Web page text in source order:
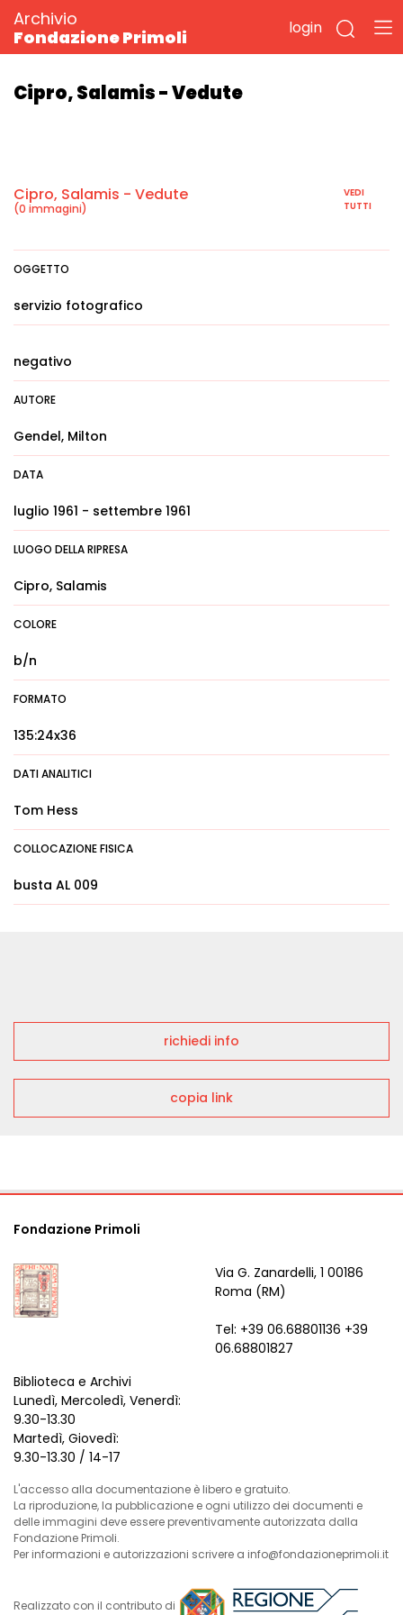
Archivio
Fondazione Primoli
login
Cipro, Salamis - Vedute
Cipro, Salamis - Vedute
(0 immagini)
VEDI
TUTTI
OGGETTO
servizio fotografico
negativo
AUTORE
Gendel, Milton
DATA
luglio 1961 - settembre 1961
LUOGO DELLA RIPRESA
Cipro, Salamis
COLORE
b/n
FORMATO
135:24x36
DATI ANALITICI
Tom Hess
COLLOCAZIONE FISICA
busta AL 009
richiedi info
copia link
Fondazione Primoli
Via G. Zanardelli, 1 00186
Roma (RM)
Tel: +39 06.68801136 +39
06.68801827
Biblioteca e Archivi
Lunedì, Mercoledì, Venerdì:
9.30-13.30
Martedì, Giovedì:
9.30-13.30 / 14-17
L'accesso alla documentazione è libero e gratuito.
La riproduzione, la pubblicazione e ogni utilizzo dei documenti e
delle immagini deve essere preventivamente autorizzata dalla
Fondazione Primoli.
Per informazioni e autorizzazioni scrivere a info@fondazioneprimoli.it
Realizzato con il contributo di